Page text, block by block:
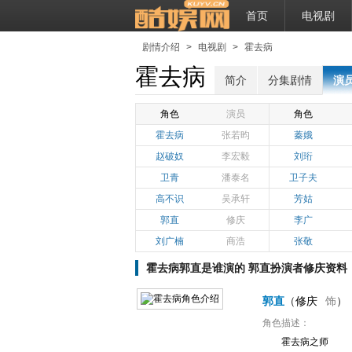
首页 电视剧
剧情介绍 > 电视剧 > 霍去病
霍去病 简介 分集剧情 演
角色 演员
角色
霍去病
张若昀
蓁娥
赵破奴
李宏毅
刘珩
卫青
潘泰名
卫子夫
高不识
吴承轩
芳姑
郭直
修庆
李广
刘广楠
商浩 张敬
霍去病郭直是谁演的 郭直扮演者修庆资料
郭直 （修庆 饰）
角色描述：
霍去病之师